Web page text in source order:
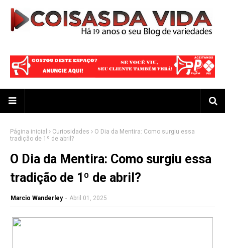
Página inicial Curiosidades
O Dia da Mentira: Como surgiu essa
tradição de 1º de abril?
O Dia da Mentira: Como surgiu essa
tradição de 1º de abril?
Marcio Wanderley - Abril 01, 2025